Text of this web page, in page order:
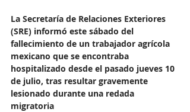
La Secretaría de Relaciones Exteriores
(SRE) informó este sábado del
fallecimiento de un trabajador agrícola
mexicano que se encontraba
hospitalizado desde el pasado jueves 10
de julio, tras resultar gravemente
lesionado durante una redada
migratoria